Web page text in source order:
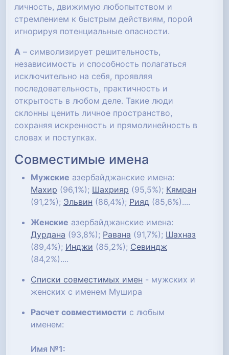
личность, движимую любопытством и
стремлением к быстрым действиям, порой
игнорируя потенциальные опасности.
А – символизирует решительность,
независимость и способность полагаться
исключительно на себя, проявляя
последовательность, практичность и
открытость в любом деле. Такие люди
склонны ценить личное пространство,
сохраняя искренность и прямолинейность в
словах и поступках.
Совместимые имена
Мужские азербайджанские имена:
Махир (96,1%); Шахрияр (95,5%); Кямран
(91,2%); Эльвин (86,4%); Рияд (85,6%)....
Женские азербайджанские имена:
Дурдана (93,8%); Равана (91,7%); Шахназ
(89,4%); Инджи (85,2%); Севиндж
(84,2%)....
Списки совместимых имен - мужских и
женских с именем Мушира
Расчет совместимости с любым
именем:
Имя №1: